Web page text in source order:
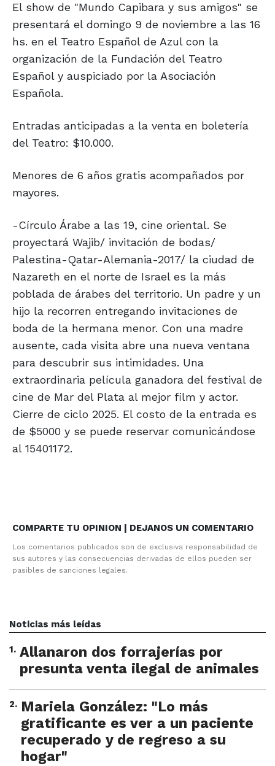
El show de "Mundo Capibara y sus amigos" se
presentará el domingo 9 de noviembre a las 16
hs. en el Teatro Español de Azul con la
organización de la Fundación del Teatro
Español y auspiciado por la Asociación
Española.
Entradas anticipadas a la venta en boletería
del Teatro: $10.000.
Menores de 6 años gratis acompañados por
mayores.
-Círculo Árabe a las 19, cine oriental. Se
proyectará Wajib/ invitación de bodas/
Palestina-Qatar-Alemania-2017/ la ciudad de
Nazareth en el norte de Israel es la más
poblada de árabes del territorio. Un padre y un
hijo la recorren entregando invitaciones de
boda de la hermana menor. Con una madre
ausente, cada visita abre una nueva ventana
para descubrir sus intimidades. Una
extraordinaria película ganadora del festival de
cine de Mar del Plata al mejor film y actor.
Cierre de ciclo 2025. El costo de la entrada es
de $5000 y se puede reservar comunicándose
al 15401172.
COMPARTE TU OPINION | DEJANOS UN COMENTARIO
Los comentarios publicados son de exclusiva responsabilidad de
sus autores y las consecuencias derivadas de ellos pueden ser
pasibles de sanciones legales.
Noticias más leídas
1. Allanaron dos forrajerías por
presunta venta ilegal de animales
2. Mariela González: "Lo más
gratificante es ver a un paciente
recuperado y de regreso a su
hogar"